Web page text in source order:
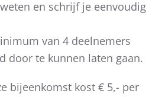
en schrijf je eenvoudig
van 4 deelnemers
door te kunnen laten gaan.
bijeenkomst kost € 5,- per